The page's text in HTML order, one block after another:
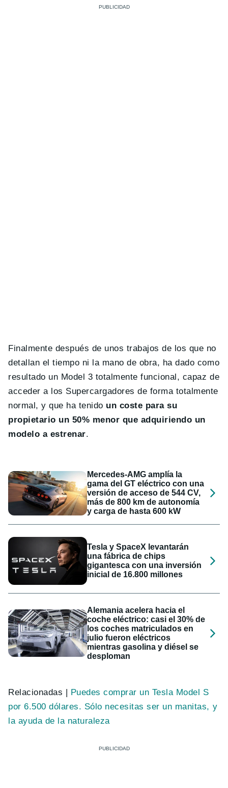
Finalmente después de unos trabajos de los que no
detallan el tiempo ni la mano de obra, ha dado como
resultado un Model 3 totalmente funcional, capaz de
acceder a los Supercargadores de forma totalmente
normal, y que ha tenido un coste para su
propietario un 50% menor que adquiriendo un
modelo a estrenar.
Mercedes-AMG amplía la
gama del GT eléctrico con una
versión de acceso de 544 CV,
más de 800 km de autonomía
y carga de hasta 600 kW
Tesla y SpaceX levantarán
una fábrica de chips
gigantesca con una inversión
inicial de 16.800 millones
Alemania acelera hacia el
coche eléctrico: casi el 30% de
los coches matriculados en
julio fueron eléctricos
mientras gasolina y diésel se
desploman
Relacionadas | Puedes comprar un Tesla Model S
por 6.500 dólares. Sólo necesitas ser un manitas, y
la ayuda de la naturaleza